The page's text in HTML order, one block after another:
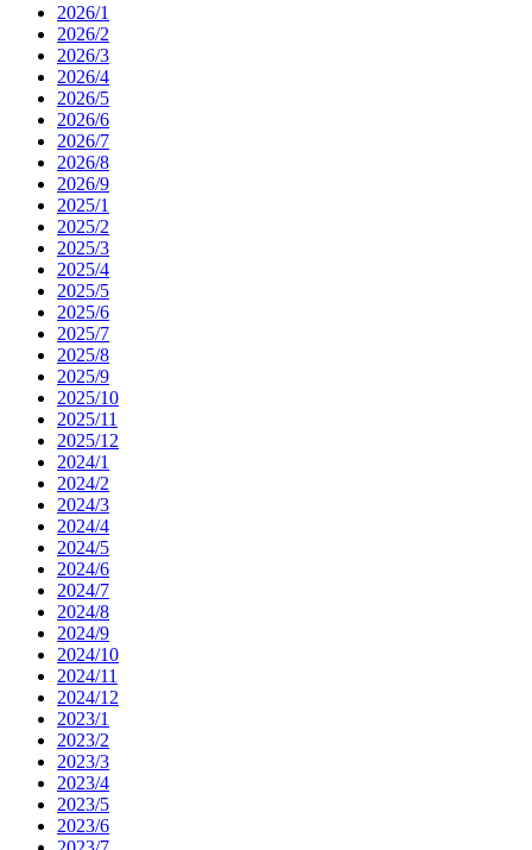
2026/1
2026/2
2026/3
2026/4
2026/5
2026/6
2026/7
2026/8
2026/9
2025/1
2025/2
2025/3
2025/4
2025/5
2025/6
2025/7
2025/8
2025/9
2025/10
2025/11
2025/12
2024/1
2024/2
2024/3
2024/4
2024/5
2024/6
2024/7
2024/8
2024/9
2024/10
2024/11
2024/12
2023/1
2023/2
2023/3
2023/4
2023/5
2023/6